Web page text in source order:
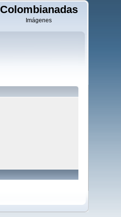
Colombianadas
Imágenes